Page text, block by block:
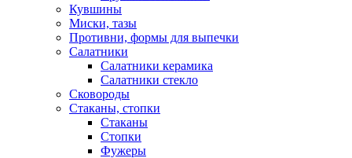
Кувшины
Миски, тазы
Противни, формы для выпечки
Салатники
Салатники керамика
Салатники стекло
Сковороды
Стаканы, стопки
Стаканы
Стопки
Фужеры